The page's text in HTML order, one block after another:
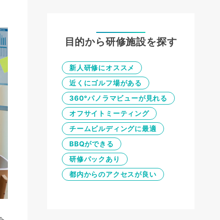
目的から研修施設を探す
新人研修にオススメ
近くにゴルフ場がある
360°パノラマビューが見れる
オフサイトミーティング
チームビルディングに最適
BBQができる
研修パックあり
都内からのアクセスが良い